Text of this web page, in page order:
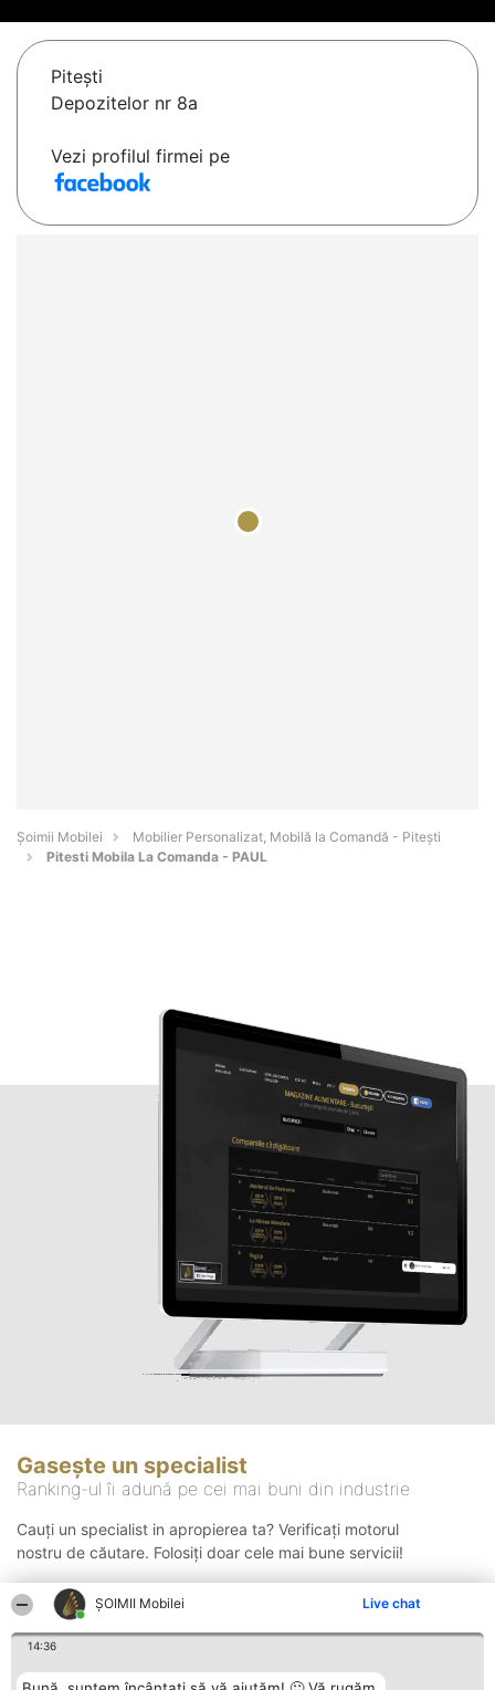
ȘOIMII Mobilei Live chat
14:36
Piteşti
Depozitelor nr 8a
Vezi profilul firmei pe
Șoimii Mobilei
Mobilier Personalizat, Mobilă la Comandă - Piteşti
Pitesti Mobila La Comanda - PAUL
Gasește un specialist
Ranking-ul îi adună pe cei mai buni din industrie
Cauți un specialist in apropierea ta? Verificați motorul
nostru de căutare. Folosiți doar cele mai bune servicii!